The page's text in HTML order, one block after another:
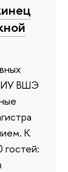
ВШЭ
К
гостей: